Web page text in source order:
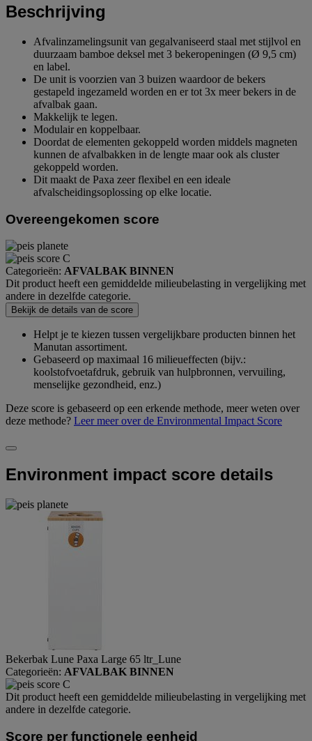
Beschrijving
Afvalinzamelingsunit van gegalvaniseerd staal met stijlvol en
duurzaam bamboe deksel met 3 bekeropeningen (Ø 9,5 cm)
en label.
De unit is voorzien van 3 buizen waardoor de bekers
gestapeld ingezameld worden en er tot 3x meer bekers in de
afvalbak gaan.
Makkelijk te legen.
Modulair en koppelbaar.
Doordat de elementen gekoppeld worden middels magneten
kunnen de afvalbakken in de lengte maar ook als cluster
gekoppeld worden.
Dit maakt de Paxa zeer flexibel en een ideale
afvalscheidingsoplossing op elke locatie.
Overeengekomen score
Categorieën: AFVALBAK BINNEN
Dit product heeft een gemiddelde milieubelasting in vergelijking met
andere in dezelfde categorie.
Bekijk de details van de score
Helpt je te kiezen tussen vergelijkbare producten binnen het
Manutan assortiment.
Gebaseerd op maximaal 16 milieueffecten (bijv.:
koolstofvoetafdruk, gebruik van hulpbronnen, vervuiling,
menselijke gezondheid, enz.)
Deze score is gebaseerd op een erkende methode, meer weten over
deze methode? Leer meer over de Environmental Impact Score
Environment impact score details
Bekerbak Lune Paxa Large 65 ltr_Lune
Categorieën: AFVALBAK BINNEN
Dit product heeft een gemiddelde milieubelasting in vergelijking met
andere in dezelfde categorie.
Score per functionele eenheid